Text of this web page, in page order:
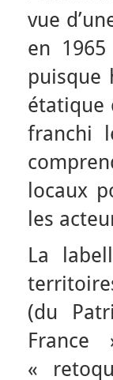
vue
en
puisque
étatique
franchi
locaux
les
La
(du
France
«